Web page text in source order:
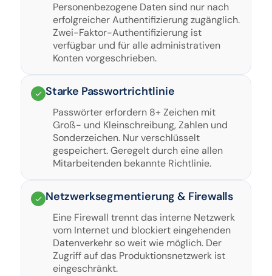
Personenbezogene Daten sind nur nach
erfolgreicher Authentifizierung zugänglich.
Zwei-Faktor-Authentifizierung ist
verfügbar und für alle administrativen
Konten vorgeschrieben.
Starke Passwortrichtlinie
Passwörter erfordern 8+ Zeichen mit
Groß- und Kleinschreibung, Zahlen und
Sonderzeichen. Nur verschlüsselt
gespeichert. Geregelt durch eine allen
Mitarbeitenden bekannte Richtlinie.
Netzwerksegmentierung & Firewalls
Eine Firewall trennt das interne Netzwerk
vom Internet und blockiert eingehenden
Datenverkehr so weit wie möglich. Der
Zugriff auf das Produktionsnetzwerk ist
eingeschränkt.